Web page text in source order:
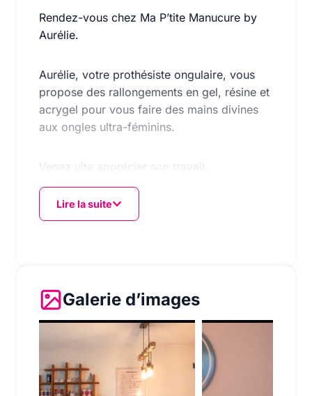
Rendez-vous chez Ma P’tite Manucure by
Aurélie.
Aurélie, votre prothésiste ongulaire, vous
propose des rallongements en gel, résine et
acrygel pour vous faire des mains divines
aux ongles ultra-féminins.
Venez vite apprécier son travail.
Lire la suite
Galerie d’images